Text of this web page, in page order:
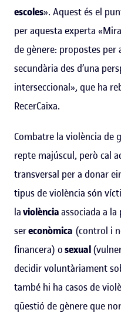
escoles». Aquest és el
per aquesta experta
de gènere: propostes per
secundària des d’una
interseccional», que ha
RecerCaixa.
Combatre la violència de
repte majúscul, però cal
transversal per a donar
tipus de violència són
laviolènciaassociada a
sereconòmica (control i
financera) osexual
decidir voluntàriament
també hi ha casos de
qüestió de gènere que